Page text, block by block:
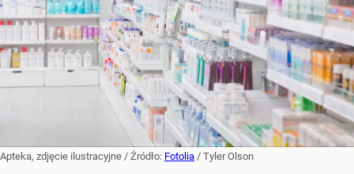
Apteka, zdjęcie ilustracyjne / Źródło: Fotolia / Tyler Olson